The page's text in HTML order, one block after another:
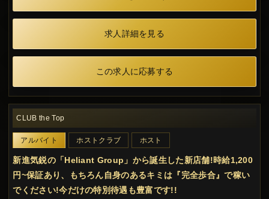
求人詳細を見る
この求人に応募する
CLUB the Top
アルバイト ホストクラブ ホスト
新進気鋭の「Heliant Group」から誕生した新店舗!時給1,200
円~保証あり、もちろん自身のあるキミは『完全歩合』で稼い
でください!今だけの特別待遇も豊富です!!